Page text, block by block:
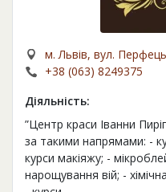
м. Львів, вул.
+38 (063) 8249375
Діяльність:
”Центр краси Іванни
за такими напрямами: -
курси макіяжу; -
нарощування вій; -